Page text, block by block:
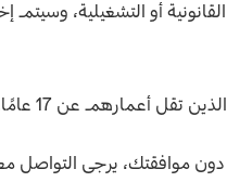
أو التشغيلية،
أعمارهم عن 17 عامًا.
يرجى التواصل معنا